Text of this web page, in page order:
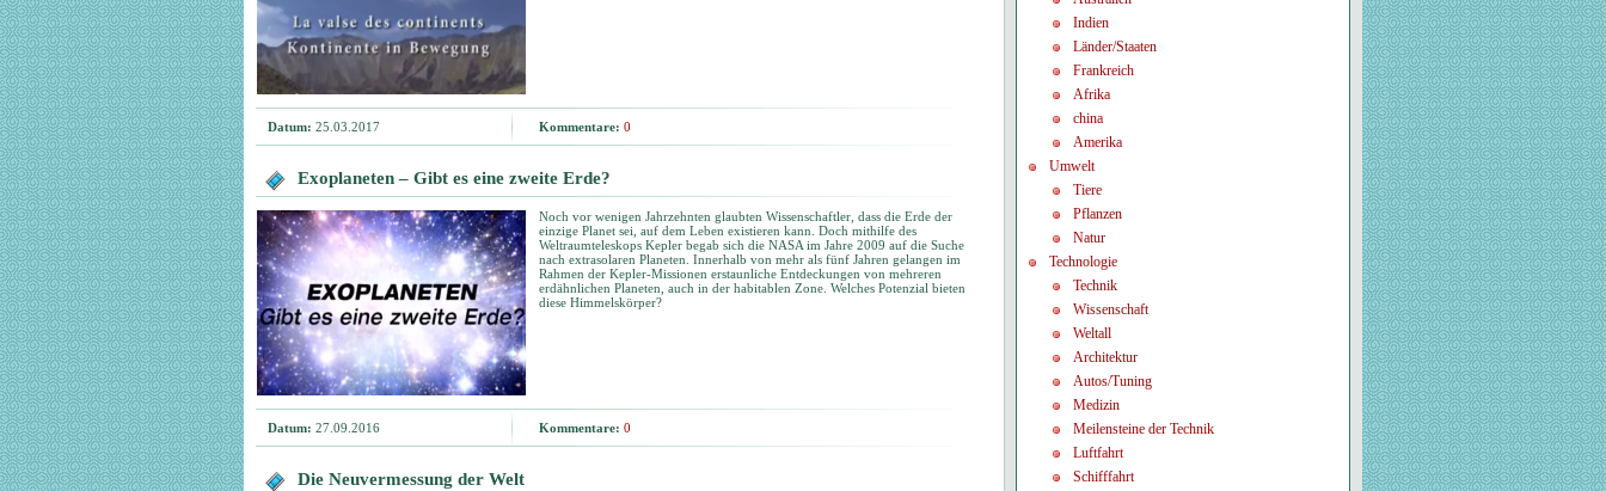
Datum: 25.03.2017 Kommentare: 0
Exoplaneten – Gibt es eine zweite Erde?
Noch vor wenigen Jahrzehnten glaubten Wissenschaftler, dass die Erde der
einzige Planet sei, auf dem Leben existieren kann. Doch mithilfe des
Weltraumteleskops Kepler begab sich die NASA im Jahre 2009 auf die Suche
nach extrasolaren Planeten. Innerhalb von mehr als fünf Jahren gelangen im
Rahmen der Kepler-Missionen erstaunliche Entdeckungen von mehreren
erdähnlichen Planeten, auch in der habitablen Zone. Welches Potenzial bieten
diese Himmelskörper?
Datum: 27.09.2016 Kommentare: 0
Die Neuvermessung der Welt
Indien
Länder/Staaten
Frankreich
Afrika
china
Amerika
Umwelt
Tiere
Pflanzen
Natur
Technologie
Technik
Wissenschaft
Weltall
Architektur
Autos/Tuning
Medizin
Meilensteine der Technik
Luftfahrt
Schifffahrt